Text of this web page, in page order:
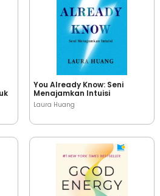
You Already Know: Seni
Menajamkan Intuisi
Laura Huang